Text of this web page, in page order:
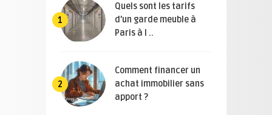
1
Quels sont les tarifs
d’un garde meuble à
Paris à l ..
2
Comment financer un
achat immobilier sans
apport ?